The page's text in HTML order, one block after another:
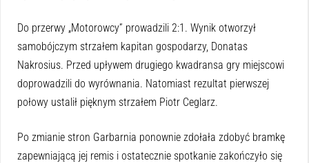
Do przerwy „Motorowcy” prowadzili 2:1. Wynik otworzył
samobójczym strzałem kapitan gospodarzy, Donatas
Nakrosius. Przed upływem drugiego kwadransa gry miejscowi
doprowadzili do wyrównania. Natomiast rezultat pierwszej
połowy ustalił pięknym strzałem Piotr Ceglarz.
Po zmianie stron Garbarnia ponownie zdołała zdobyć bramkę
zapewniającą jej remis i ostatecznie spotkanie zakończyło się